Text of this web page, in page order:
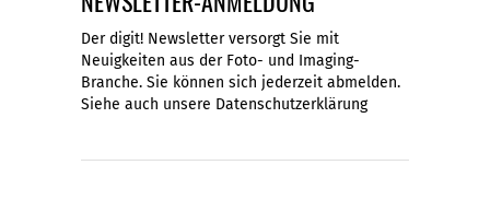
Der digit! Newsletter versorgt Sie mit
Neuigkeiten aus der Foto- und Imaging-
Branche. Sie können sich jederzeit abmelden.
Siehe auch unsere Datenschutzerklärung